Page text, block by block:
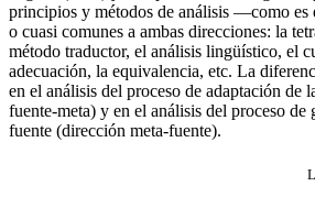
principios y métodos de análisis —como
o cuasi comunes a ambas direcciones: la
método traductor, el análisis lingüístico, el
adecuación, la equivalencia, etc. La
en el análisis del proceso de adaptación de
fuente-meta) y en el análisis del proceso de
fuente (dirección meta-fuente).